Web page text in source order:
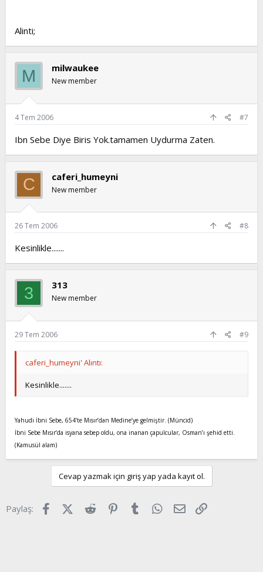
Alinti;
M milwaukee
New member
4 Tem 2006 #7
Ibn Sebe Diye Biris Yok.tamamen Uydurma Zaten.
C caferi_humeyni
New member
26 Tem 2006 #8
Kesinlikle.......
3 313
New member
29 Tem 2006 #9
caferi_humeyni' Alıntı:
Kesinlikle.......
Yahudi İbni Sebe, 654’te Mısır’dan Medine’ye gelmiştir. (Müncid)
İbni Sebe Mısır’da isyana sebep oldu, ona inanan çapulcular, Osman’ı şehid etti.
(Kamusül alam)
Cevap yazmak için giriş yap yada kayıt ol.
Paylaş: FacebookX (Twitter)
Reddit Pinterest
Tumblr WhatsApp
E-posta